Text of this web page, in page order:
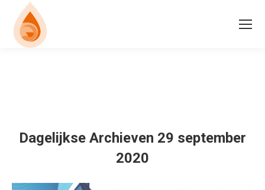
Dagelijkse Archieven 29 september
2020